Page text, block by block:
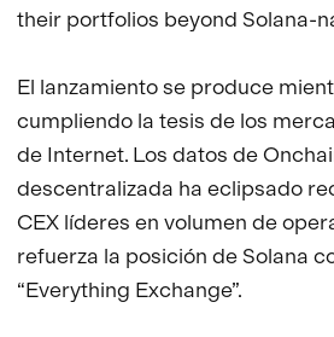
their portfolios beyond Solana-
El lanzamiento se produce
cumpliendo la tesis de los
de Internet. Los datos de
descentralizada ha eclipsado
CEX líderes en volumen de
refuerza la posición de Solana
“Everything Exchange”.